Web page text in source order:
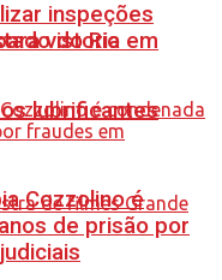
vistoria em
lubrificantes
inspeções
do Rio
Cozzolino é
de prisão por